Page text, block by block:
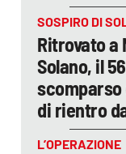
SOSPIRO DI
Ritrovato a
Solano, il
di rientro
L’OPERAZIONE